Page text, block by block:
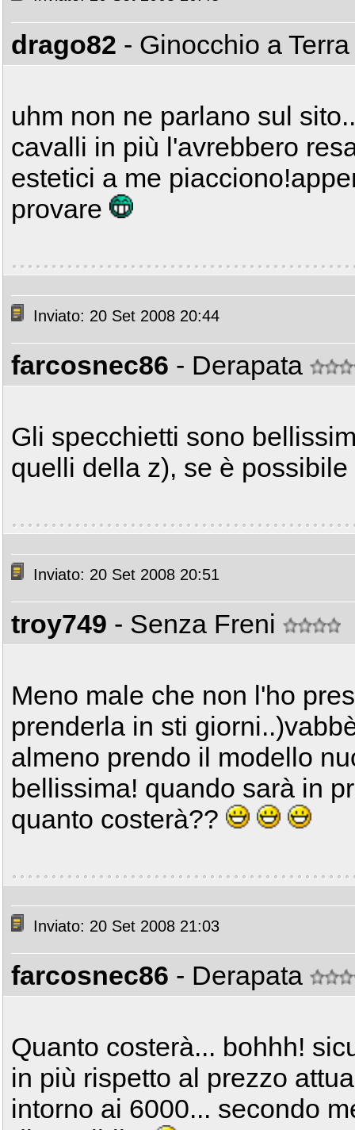
drago82 - Ginocchio a
uhm non ne parlano sul
cavalli in più l'avrebbero
estetici a me
provare
Inviato: 20 Set 2008 20:44
farcosnec86 - Derapata
Gli specchietti sono
quelli della z), se è
Inviato: 20 Set 2008 20:51
troy749 - Senza Freni
Meno male che non l'ho
prenderla in sti
almeno prendo il modello
bellissima! quando sarà in
quanto costerà??
Inviato: 20 Set 2008 21:03
farcosnec86 - Derapata
Quanto costerà... bohhh!
in più rispetto al prezzo
intorno ai 6000... secondo